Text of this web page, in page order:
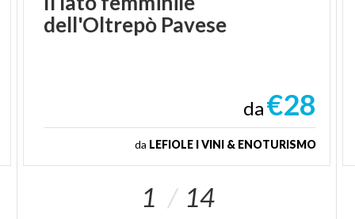
dell'Oltrepò Pavese
da€28
da LEFIOLE I VINI & ENOTURISMO
1 14